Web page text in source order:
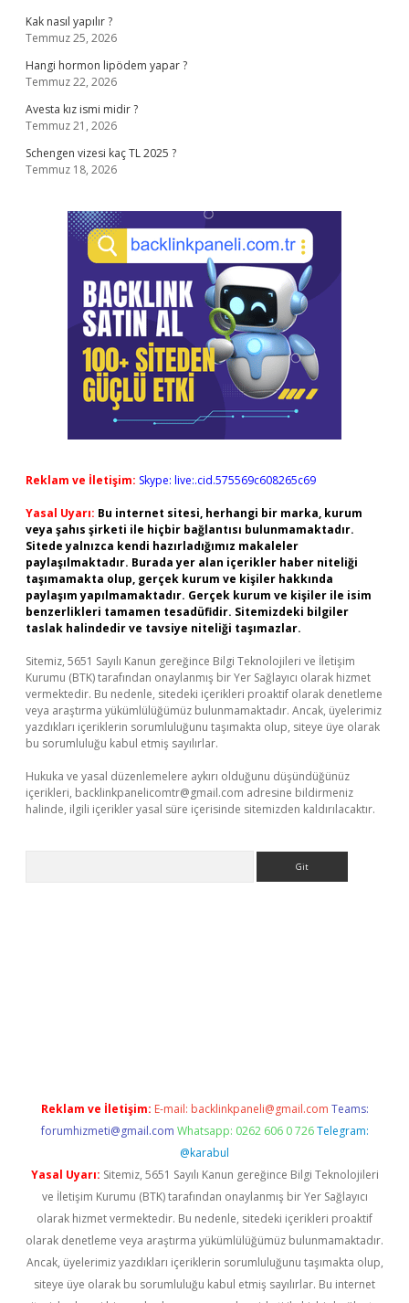
Kak nasıl yapılır ?
Temmuz 25, 2026
Hangi hormon lipödem yapar ?
Temmuz 22, 2026
Avesta kız ismi midir ?
Temmuz 21, 2026
Schengen vizesi kaç TL 2025 ?
Temmuz 18, 2026
Reklam ve İletişim: Skype: live:.cid.575569c608265c69
Yasal Uyarı: Bu internet sitesi, herhangi bir marka, kurum
veya şahıs şirketi ile hiçbir bağlantısı bulunmamaktadır.
Sitede yalnızca kendi hazırladığımız makaleler
paylaşılmaktadır. Burada yer alan içerikler haber niteliği
taşımamakta olup, gerçek kurum ve kişiler hakkında
paylaşım yapılmamaktadır. Gerçek kurum ve kişiler ile isim
benzerlikleri tamamen tesadüfidir. Sitemizdeki bilgiler
taslak halindedir ve tavsiye niteliği taşımazlar.
Sitemiz, 5651 Sayılı Kanun gereğince Bilgi Teknolojileri ve İletişim
Kurumu (BTK) tarafından onaylanmış bir Yer Sağlayıcı olarak hizmet
vermektedir. Bu nedenle, sitedeki içerikleri proaktif olarak denetleme
veya araştırma yükümlülüğümüz bulunmamaktadır. Ancak, üyelerimiz
yazdıkları içeriklerin sorumluluğunu taşımakta olup, siteye üye olarak
bu sorumluluğu kabul etmiş sayılırlar.
Hukuka ve yasal düzenlemelere aykırı olduğunu düşündüğünüz
içerikleri, backlinkpanelicomtr@gmail.com adresine bildirmeniz
halinde, ilgili içerikler yasal süre içerisinde sitemizden kaldırılacaktır.
Reklam ve İletişim: E-mail: backlinkpaneli@gmail.com Teams:
forumhizmeti@gmail.com Whatsapp: 0262 606 0 726 Telegram:
@karabul
Yasal Uyarı: Sitemiz, 5651 Sayılı Kanun gereğince Bilgi Teknolojileri
ve İletişim Kurumu (BTK) tarafından onaylanmış bir Yer Sağlayıcı
olarak hizmet vermektedir. Bu nedenle, sitedeki içerikleri proaktif
olarak denetleme veya araştırma yükümlülüğümüz bulunmamaktadır.
Ancak, üyelerimiz yazdıkları içeriklerin sorumluluğunu taşımakta olup,
siteye üye olarak bu sorumluluğu kabul etmiş sayılırlar. Bu internet